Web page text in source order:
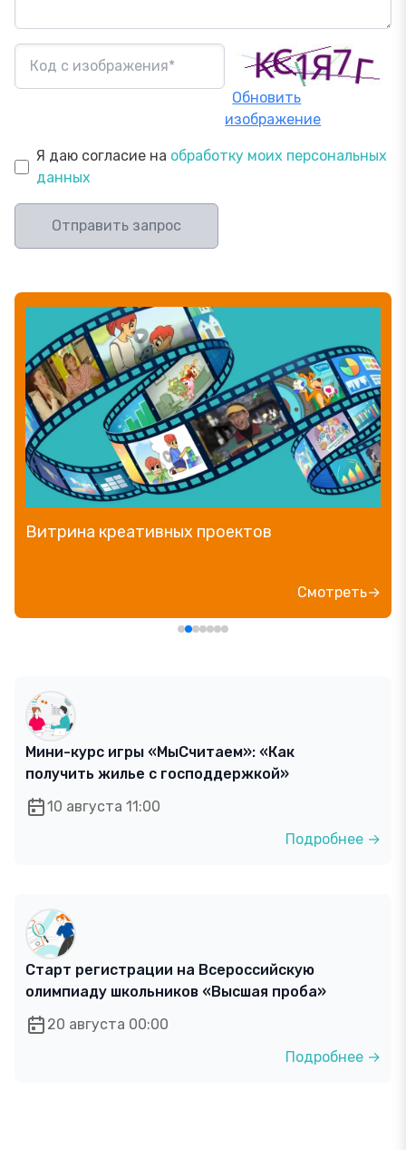
Обновить
изображение
Я даю согласие на обработку моих персональных
данных
Отправить запрос
Витрина креативных проектов
Смотреть→
Мини-курс игры «МыСчитаем»: «Как
получить жилье с господдержкой»
10 августа 11:00
Подробнее →
Старт регистрации на Всероссийскую
олимпиаду школьников «Высшая проба»
20 августа 00:00
Подробнее →